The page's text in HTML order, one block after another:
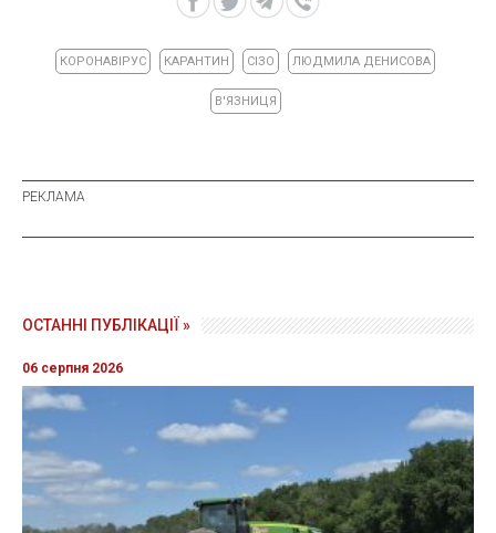
КОРОНАВІРУС КАРАНТИН СІЗО ЛЮДМИЛА ДЕНИСОВА
В'ЯЗНИЦЯ
ОСТАННІ ПУБЛІКАЦІЇ »
06 серпня 2026